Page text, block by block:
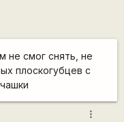
не смог снять, не
плоскогубцев с
more_vert